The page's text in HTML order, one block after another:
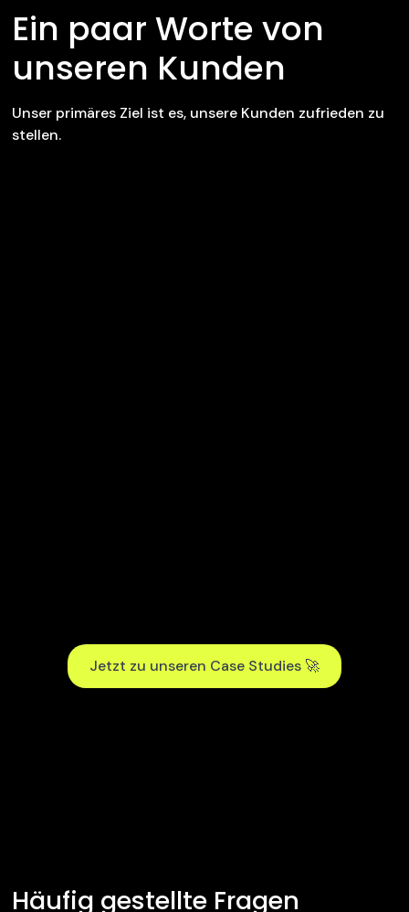
Ein paar Worte von
unseren Kunden
Unser primäres Ziel ist es, unsere Kunden zufrieden zu
stellen.
Jetzt zu unseren Case Studies 🚀
Häufig gestellte Fragen